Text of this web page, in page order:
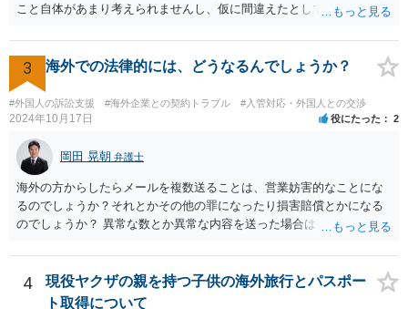
こと自体があまり考えられませんし、仮に間違えたとしても、海外の
で、paypayを使うというのは、話として怪しい感じがします。 絶対に
損のないように行動されるとよいと思われます。
3 海外での法律的には、どうなるんでしょうか？
#外国人の訴訟支援 #海外企業との契約トラブル #入管対応・外国人との交渉
2024年10月17日 役にたった 2
岡田 晃朝 弁護士
海外の方からしたらメールを複数送ることは、営業妨害的なことにな
るのでしょうか？それとかその他の罪になったり損害賠償とかになる
のでしょうか？ 異常な数とか異常な内容を送った場合はそういうこと
ませんが、日本ではそうです。 しかし、現実には、あまりないかとは
思います。 お礼を送ったなら、もう伝っているでしょうから、今後
は、止めておけばよいでしょう。
4
現役ヤクザの親を持つ子供の海外旅行とパスポー
ト取得について